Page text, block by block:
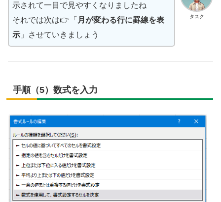
タスク
示されて一目で見やすくなりましたね
それでは次は👉「 月が変わる行に罫線を表
示 」させていきましょう
手順（5）数式を入力